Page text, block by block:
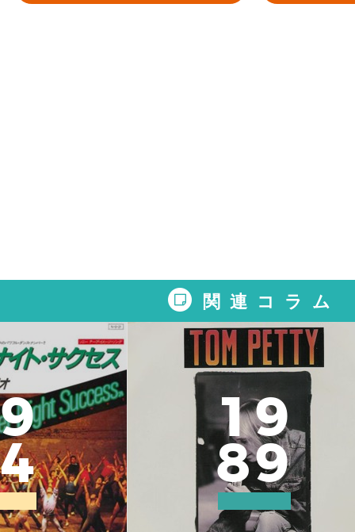
関連コラム
9
4
19
89